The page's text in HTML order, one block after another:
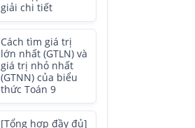
giải chi tiết
Cách tìm giá trị
lớn nhất (GTLN) và
giá trị nhỏ nhất
(GTNN) của biểu
thức Toán 9
[Tổng hợp đầy đủ]